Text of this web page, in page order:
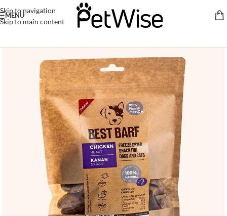
Skip to navigation
Skip to main content
MENU